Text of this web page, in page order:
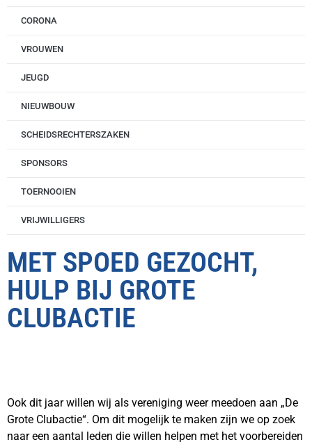
CORONA
VROUWEN
JEUGD
NIEUWBOUW
SCHEIDSRECHTERSZAKEN
SPONSORS
TOERNOOIEN
VRIJWILLIGERS
MET SPOED GEZOCHT,
HULP BIJ GROTE
CLUBACTIE
Ook dit jaar willen wij als vereniging weer meedoen aan „De
Grote Clubactie“. Om dit mogelijk te maken zijn we op zoek
naar een aantal leden die willen helpen met het voorbereiden